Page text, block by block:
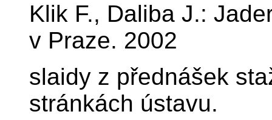
Klik F., Daliba J.:
v Praze. 2002
slaidy z přednášek
stránkách ústavu.